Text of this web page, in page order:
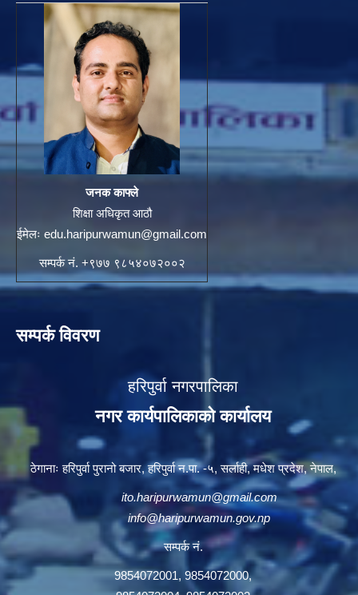
जनक काफ्ले
शिक्षा अधिकृत आठौ
ईमेलः edu.haripurwamun@gmail.com
सम्पर्क नं. +९७७ ९८५४०७२००२
सम्पर्क विवरण
हरिपुर्वा नगरपालिका
नगर कार्यपालिकाको कार्यालय
ठेगानाः हरिपुर्वा पुरानो बजार, हरिपुर्वा न.पा. -५, सर्लाही, मधेश प्रदेश, नेपाल,
ito.haripurwamun@gmail.com
info@haripurwamun.gov.np
सम्पर्क नं.
9854072001, 9854072000,